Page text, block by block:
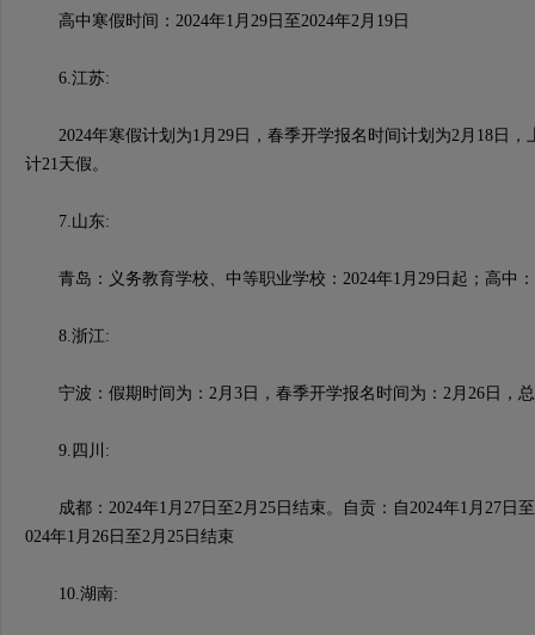
高中寒假时间：2024年1月29日至2024年2月19日
6.江苏:
2024年寒假计划为1月29日，春季开学报名时间计划为2月18日，
计21天假。
7.山东:
青岛：义务教育学校、中等职业学校：2024年1月29日起；高中：
8.浙江:
宁波：假期时间为：2月3日，春季开学报名时间为：2月26日，
9.四川:
成都：2024年1月27日至2月25日结束。自贡：自2024年1月27日
024年1月26日至2月25日结束
10.湖南: